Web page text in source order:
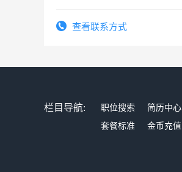
查看联系方式
栏目导航: 职位搜索 简历中心
套餐标准
金币充值